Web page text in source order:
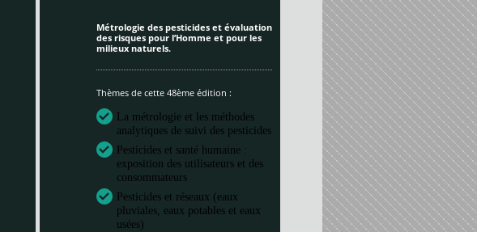
Métrologie des pesticides et évaluation
des risques pour l’Homme et pour les
milieux naturels.
Thèmes de cette 48ème édition :
La métrologie et les méthodes
analytiques de suivi des pesticides
Pesticides et santé humaine :
exposition des utilisateurs et des
consommateurs
Pesticides et réseaux (eaux
pluviales, eaux potables et eaux
usées)